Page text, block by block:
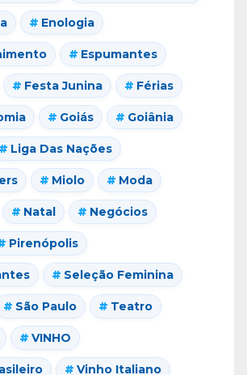
Enologia
Espumantes
Festa Junina Férias
Goiás Goiânia
Liga Das Nações
Miolo Moda
Natal Negócios
Pirenópolis
Seleção Feminina
São Paulo Teatro
VINHO
Vinho Italiano